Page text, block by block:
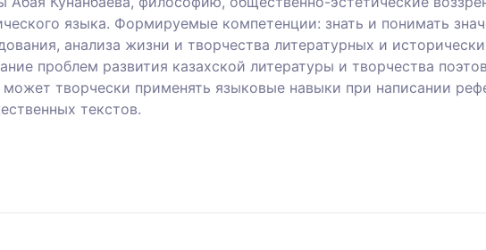
языка. Формируемые компетенции: знать и понимать
анализа жизни и творчества литературных и
проблем развития казахской литературы и творчества
творчески применять языковые навыки при написании
текстов.